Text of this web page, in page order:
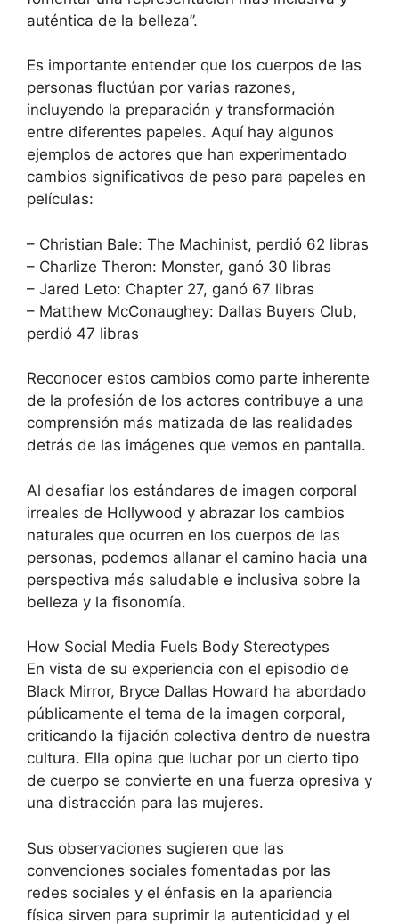
auténtica de la belleza”.
Es importante entender que los cuerpos de las
personas fluctúan por varias razones,
incluyendo la preparación y transformación
entre diferentes papeles. Aquí hay algunos
ejemplos de actores que han experimentado
cambios significativos de peso para papeles en
películas:
– Christian Bale: The Machinist, perdió 62 libras
– Charlize Theron: Monster, ganó 30 libras
– Jared Leto: Chapter 27, ganó 67 libras
– Matthew McConaughey: Dallas Buyers Club,
perdió 47 libras
Reconocer estos cambios como parte inherente
de la profesión de los actores contribuye a una
comprensión más matizada de las realidades
detrás de las imágenes que vemos en pantalla.
Al desafiar los estándares de imagen corporal
irreales de Hollywood y abrazar los cambios
naturales que ocurren en los cuerpos de las
personas, podemos allanar el camino hacia una
perspectiva más saludable e inclusiva sobre la
belleza y la fisonomía.
How Social Media Fuels Body Stereotypes
En vista de su experiencia con el episodio de
Black Mirror, Bryce Dallas Howard ha abordado
públicamente el tema de la imagen corporal,
criticando la fijación colectiva dentro de nuestra
cultura. Ella opina que luchar por un cierto tipo
de cuerpo se convierte en una fuerza opresiva y
una distracción para las mujeres.
Sus observaciones sugieren que las
convenciones sociales fomentadas por las
redes sociales y el énfasis en la apariencia
física sirven para suprimir la autenticidad y el